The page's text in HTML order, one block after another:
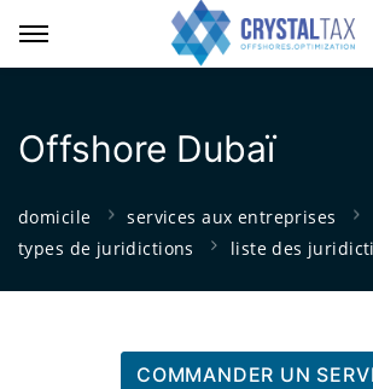
Offshore Dubaï
domicile
services aux entreprises
types de juridictions
liste des
COMMANDER UN